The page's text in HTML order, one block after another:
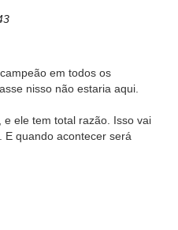
em todos os
nisso não estaria aqui.
ele tem total razão. Isso vai
E quando acontecer será